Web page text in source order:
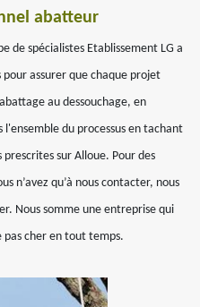
abatteur
de spécialistes Etablissement LG a
pour assurer que chaque projet
au dessouchage, en
du processus en tachant
sur Alloue. Pour des
n’avez qu’à nous contacter, nous
Nous somme une entreprise qui
pas cher en tout temps.